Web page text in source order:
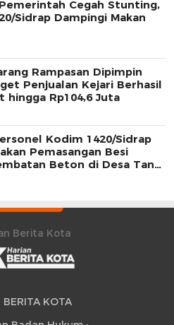
Cegah Stunting,
Sidrap Dampingi Makan
Rampasan Dipimpin
Penjualan Kejari Berhasil
hingga Rp104,6 Juta
Kodim 1420/Sidrap
Pemasangan Besi
Beton di Desa Tana
Berita Kota
BERITA KOTA